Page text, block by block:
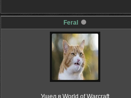
Feral
Ушел в World of Warcraft